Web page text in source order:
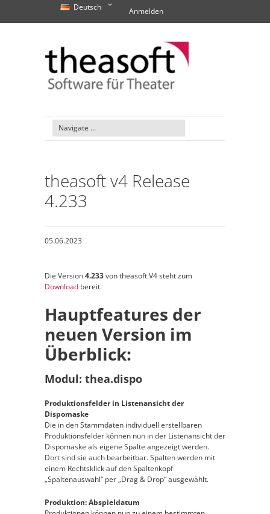
Deutsch Anmelden
theasoft v4 Release
4.233
05.06.2023
Die Version4.233von theasoft V4 steht zum
Download bereit.
Hauptfeatures der
neuen Version im
Überblick:
Modul: thea.dispo
Produktionsfelder in Listenansicht der
Dispomaske
Die in den Stammdaten individuell erstellbaren
Produktionsfelder können nun in der Listenansicht der
Dispomaske als eigene Spalte angezeigt werden.
Dort sind sie auch bearbeitbar. Spalten werden mit
einem Rechtsklick auf den Spaltenkopf
„Spaltenauswahl“ per „Drag & Drop“ ausgewählt.
Produktion: Abspieldatum